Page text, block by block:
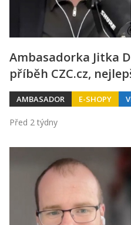
Ambasadorka Jitka
příběh CZC.cz,
AMBASADOR E-SHOPY
Před 2 týdny